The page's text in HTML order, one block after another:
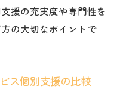
援の充実度や専門性を
の大切なポイントで
ス個別支援の比較